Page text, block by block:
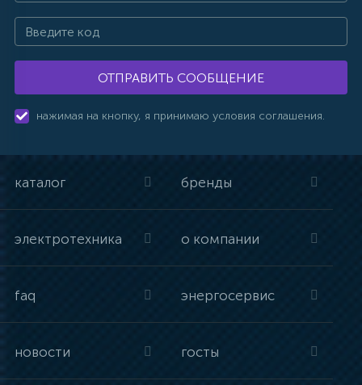
ОТПРАВИТЬ СООБЩЕНИЕ
нажимая на кнопку, я принимаю условия соглашения.
каталог бренды
электротехника о компании
faq энергосервис
новости госты